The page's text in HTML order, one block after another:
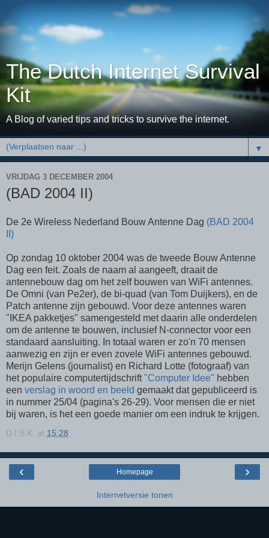
The Dutch Internet Survival
Kit
A Blog of varied tips and tricks to survive the internet.
▼
VRIJDAG 3 DECEMBER 2004
(BAD 2004 II)
De 2e Wireless Nederland Bouw Antenne Dag (BAD 2004
II)
Op zondag 10 oktober 2004 was de tweede Bouw Antenne
Dag een feit. Zoals de naam al aangeeft, draait de
antennebouw dag om het zelf bouwen van WiFi antennes.
De Omni (van Pe2er), de bi-quad (van Tom Duijkers), en de
Patch antenne zijn gebouwd. Voor deze antennes waren
"IKEA pakketjes" samengesteld met daarin alle onderdelen
om de antenne te bouwen, inclusief N-connector voor een
standaard aansluiting. In totaal waren er zo'n 70 mensen
aanwezig en zijn er even zovele WiFi antennes gebouwd.
Merijn Gelens (journalist) en Richard Lotte (fotograaf) van
het populaire computertijdschrift"Computer Idee" hebben
een verslag in woord en beeld gemaakt dat gepubliceerd is
in nummer 25/04 (pagina's 26-29). Voor mensen die er niet
bij waren, is het een goede manier om een indruk te krijgen.
D.I.S.K. at 15:28
‹ ›
Homepage
Internetversie tonen